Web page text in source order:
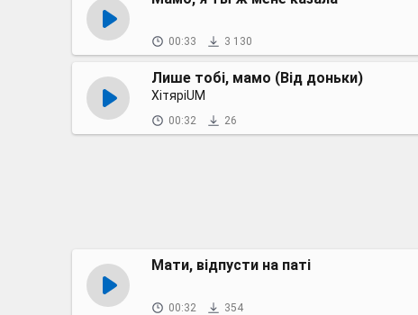
00:33 3 130
Лише тобі, мамо (Від доньки)
ХітяріUM
00:32 26
Мати, відпусти на паті
00:32 354